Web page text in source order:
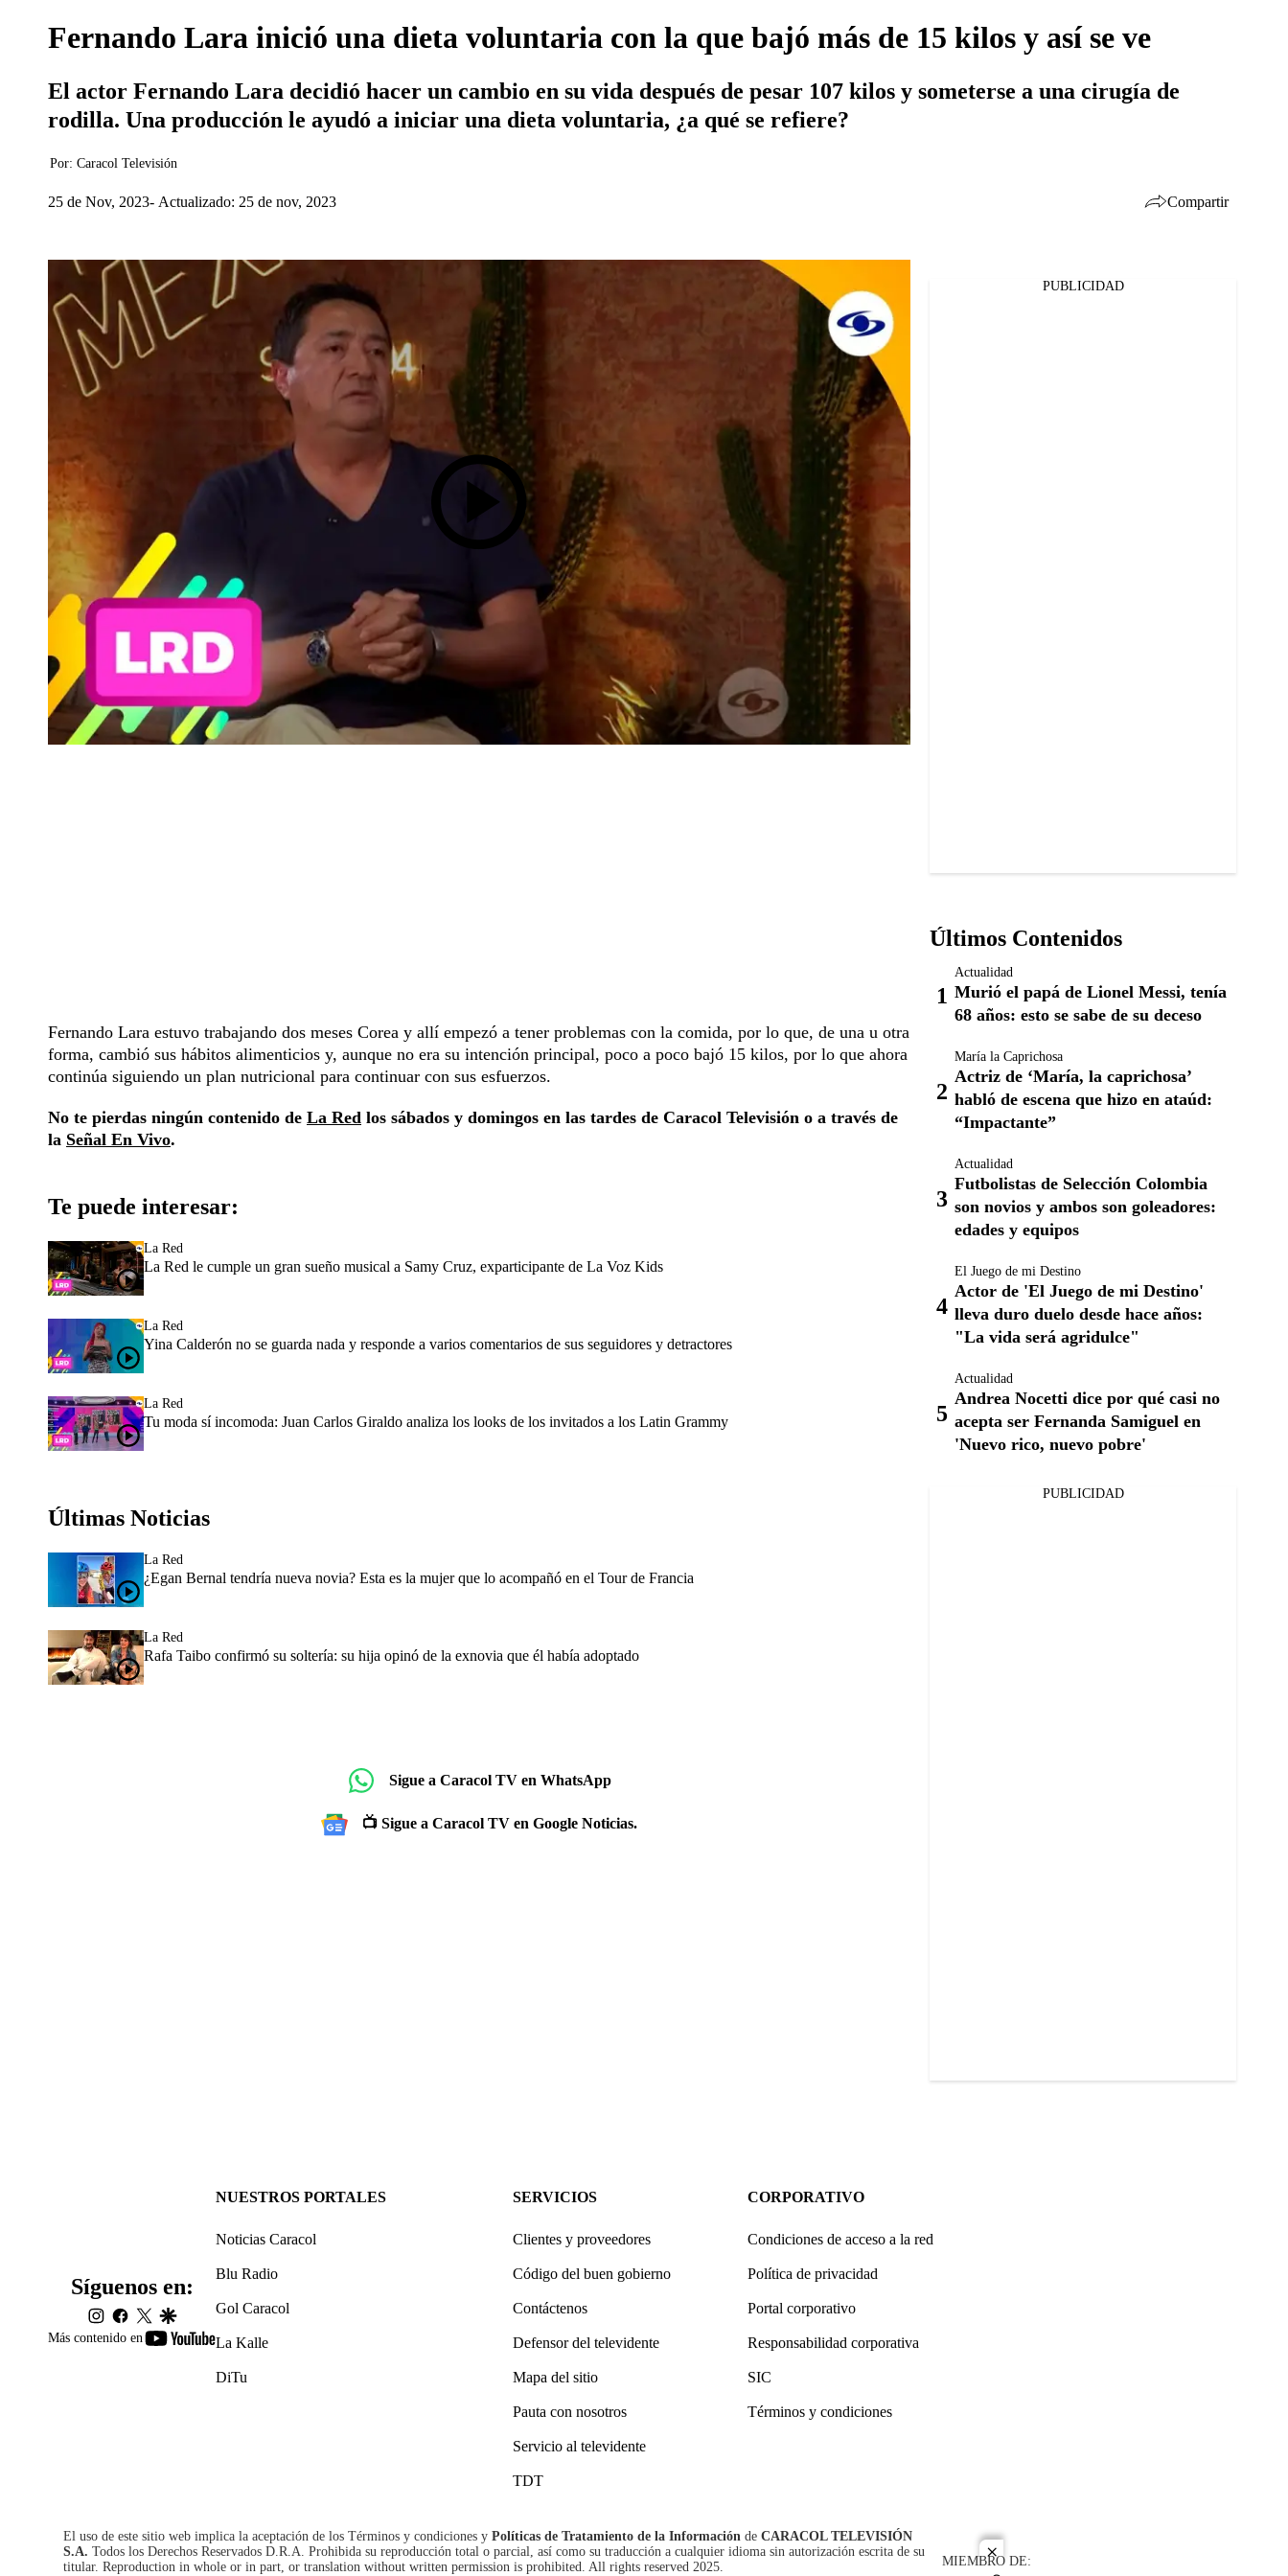
close
Fernando Lara inició una dieta voluntaria con la que bajó más de 15 kilos y así se ve
El actor Fernando Lara decidió hacer un cambio en su vida después de pesar 107 kilos y someterse a una cirugía de
rodilla. Una producción le ayudó a iniciar una dieta voluntaria, ¿a qué se refiere?
Por: Caracol Televisión
25 de Nov, 2023 Actualizado: 25 de nov, 2023 Compartir
Fernando Lara estuvo trabajando dos meses Corea y allí empezó a tener problemas con la comida, por lo que, de una u otra
forma, cambió sus hábitos alimenticios y, aunque no era su intención principal, poco a poco bajó 15 kilos, por lo que ahora
continúa siguiendo un plan nutricional para continuar con sus esfuerzos.
No te pierdas ningún contenido de La Red los sábados y domingos en las tardes de Caracol Televisión o a través de
la Señal En Vivo.
Te puede interesar:
La Red
La Red le cumple un gran sueño musical a Samy Cruz, exparticipante de La Voz Kids
La Red
Yina Calderón no se guarda nada y responde a varios comentarios de sus seguidores y detractores
La Red
Tu moda sí incomoda: Juan Carlos Giraldo analiza los looks de los invitados a los Latin Grammy
Últimas Noticias
La Red
¿Egan Bernal tendría nueva novia? Esta es la mujer que lo acompañó en el Tour de Francia
La Red
Rafa Taibo confirmó su soltería: su hija opinó de la exnovia que él había adoptado
Sigue a Caracol TV en WhatsApp
📺 Sigue a Caracol TV en Google Noticias.
PUBLICIDAD
Últimos Contenidos
Actualidad
Murió el papá de Lionel Messi, tenía
68 años: esto se sabe de su deceso
María la Caprichosa
Actriz de ‘María, la caprichosa’
habló de escena que hizo en ataúd:
“Impactante”
Actualidad
Futbolistas de Selección Colombia
son novios y ambos son goleadores:
edades y equipos
El Juego de mi Destino
Actor de 'El Juego de mi Destino'
lleva duro duelo desde hace años:
"La vida será agridulce"
Actualidad
Andrea Nocetti dice por qué casi no
acepta ser Fernanda Samiguel en
'Nuevo rico, nuevo pobre'
PUBLICIDAD
Más contenido en
youtube-
Síguenos en:
instagram
facebook
twittergoogle
NUESTROS PORTALES
Noticias Caracol
Blu Radio
Gol Caracol
La Kalle
DiTu
SERVICIOS
Clientes y proveedores
Código del buen gobierno
Contáctenos
Defensor del televidente
Mapa del sitio
Pauta con nosotros
Servicio al televidente
TDT
CORPORATIVO
Condiciones de acceso a la red
Política de privacidad
Portal corporativo
Responsabilidad corporativa
SIC
Términos y condiciones
El uso de este sitio web implica la aceptación de los Términos y condiciones y Políticas de Tratamiento de la Información de CARACOL TELEVISIÓN
S.A. Todos los Derechos Reservados D.R.A. Prohibida su reproducción total o parcial, así como su traducción a cualquier idioma sin autorización escrita de su
titular. Reproduction in whole or in part, or translation without written permission is prohibited. All rights reserved 2025.
MIEMBRO DE: